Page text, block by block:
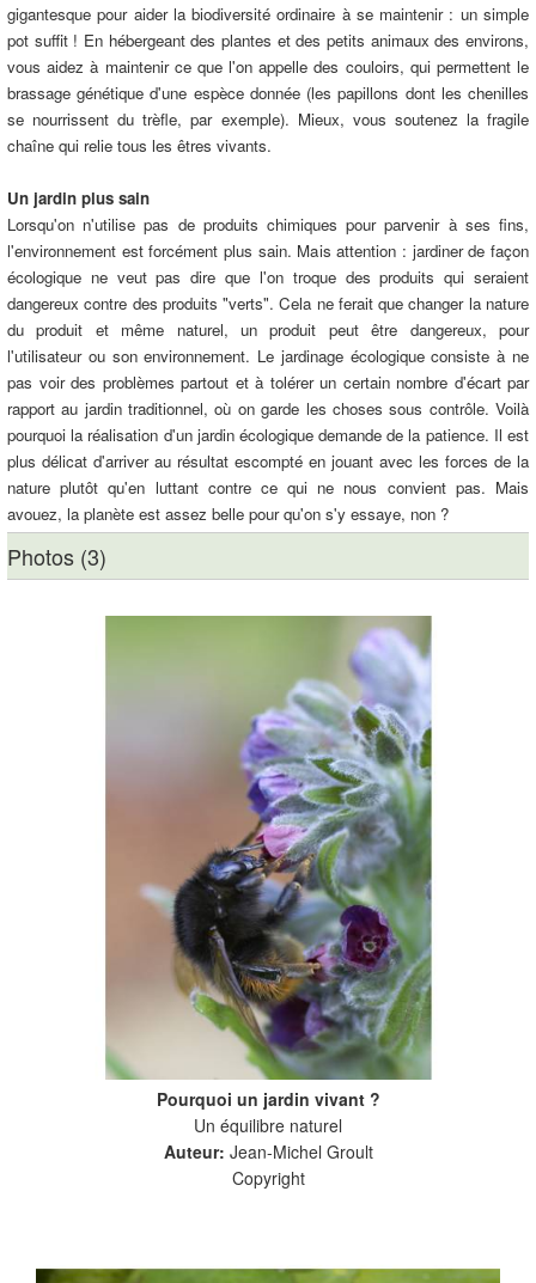
gigantesque pour aider la biodiversité ordinaire à se maintenir : un simple
pot suffit ! En hébergeant des plantes et des petits animaux des environs,
vous aidez à maintenir ce que l'on appelle des couloirs, qui permettent le
brassage génétique d'une espèce donnée (les papillons dont les chenilles
se nourrissent du trèfle, par exemple). Mieux, vous soutenez la fragile
chaîne qui relie tous les êtres vivants.
Un jardin plus sain
Lorsqu'on n'utilise pas de produits chimiques pour parvenir à ses fins,
l'environnement est forcément plus sain. Mais attention : jardiner de façon
écologique ne veut pas dire que l'on troque des produits qui seraient
dangereux contre des produits "verts". Cela ne ferait que changer la nature
du produit et même naturel, un produit peut être dangereux, pour
l'utilisateur ou son environnement. Le jardinage écologique consiste à ne
pas voir des problèmes partout et à tolérer un certain nombre d'écart par
rapport au jardin traditionnel, où on garde les choses sous contrôle. Voilà
pourquoi la réalisation d'un jardin écologique demande de la patience. Il est
plus délicat d'arriver au résultat escompté en jouant avec les forces de la
nature plutôt qu'en luttant contre ce qui ne nous convient pas. Mais
avouez, la planète est assez belle pour qu'on s'y essaye, non ?
Photos (3)
Pourquoi un jardin vivant ?
Un équilibre naturel
Auteur: Jean-Michel Groult
Copyright